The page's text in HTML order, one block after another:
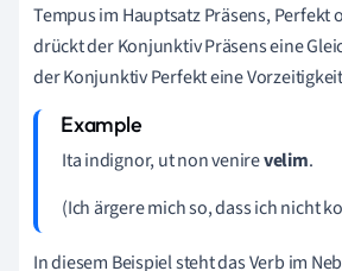
Tempus im Hauptsatz Präsens, Perfekt
drückt der Konjunktiv Präsens eine
der Konjunktiv Perfekt eine
Ita indignor, ut non venirevelim.
(Ich ärgere mich so, dass ich nicht
In diesem Beispiel steht das Verb im